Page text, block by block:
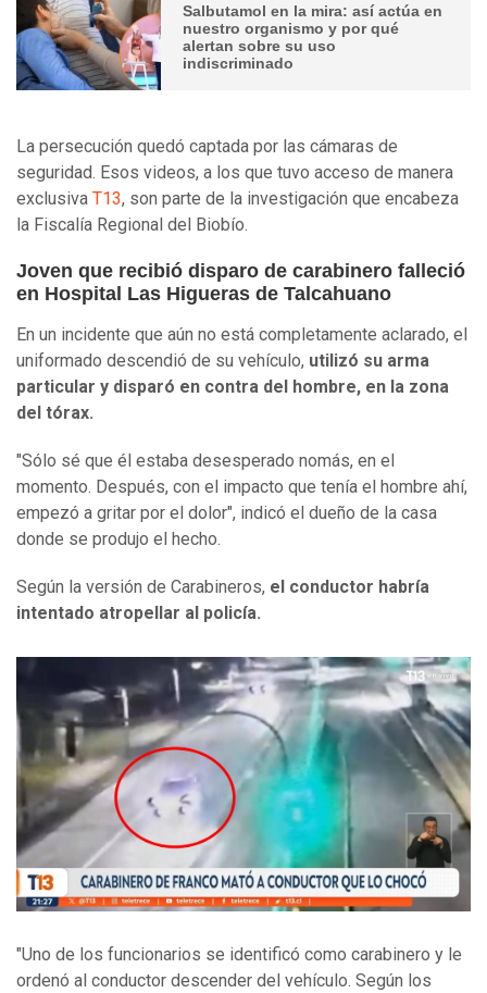
Salbutamol en la mira: así actúa en
nuestro organismo y por qué
alertan sobre su uso
indiscriminado
La persecución quedó captada por las cámaras de
seguridad. Esos videos, a los que tuvo acceso de manera
exclusiva T13, son parte de la investigación que encabeza
la Fiscalía Regional del Biobío.
Joven que recibió disparo de carabinero falleció
en Hospital Las Higueras de Talcahuano
En un incidente que aún no está completamente aclarado, el
uniformado descendió de su vehículo, utilizó su arma
particular y disparó en contra del hombre, en la zona
del tórax.
"Sólo sé que él estaba desesperado nomás, en el
momento. Después, con el impacto que tenía el hombre ahí,
empezó a gritar por el dolor", indicó el dueño de la casa
donde se produjo el hecho.
Según la versión de Carabineros, el conductor habría
intentado atropellar al policía.
"Uno de los funcionarios se identificó como carabinero y le
ordenó al conductor descender del vehículo. Según los